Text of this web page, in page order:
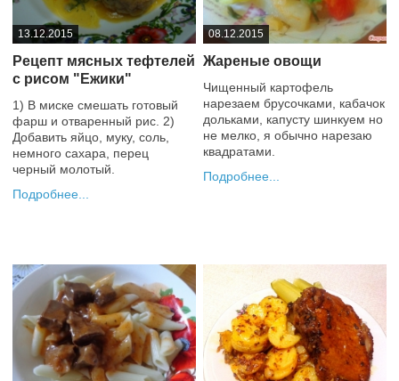
13.12.2015
Рецепт мясных тефтелей
с рисом "Ежики"
1) В миске смешать готовый
фарш и отваренный рис. 2)
Добавить яйцо, муку, соль,
немного сахара, перец
черный молотый.
Подробнее
08.12.2015
Жареные овощи
Чищенный картофель
нарезаем брусочками, кабачок
дольками, капусту шинкуем но
не мелко, я обычно нарезаю
квадратами.
Подробнее